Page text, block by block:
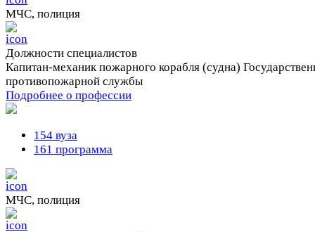
МЧС, полиция
Должности cпециалистов
Капитан-механик пожарного корабля (судна)
противопожарной службы
Подробнее о профессии
154 вуза
161 программа
МЧС, полиция